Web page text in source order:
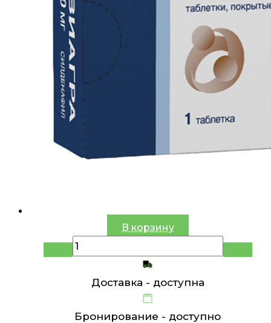
В корзину
Доставка - доступна
Бронирование - доступно